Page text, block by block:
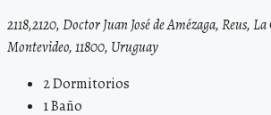
2118,2120, Doctor Juan José de Amézaga, Reus,
Montevideo, 11800, Uruguay
2Dormitorios
1Baño